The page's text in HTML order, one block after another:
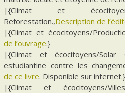
|{Climat et
Reforestation.,Description de
|{Climat et écocitoyens/
de l’ouvrage.}
|{Climat et écocitoyens/Solar
estudiantine contre les
de ce livre. Disponible sur internet.}
|{Climat et écocitoyens/